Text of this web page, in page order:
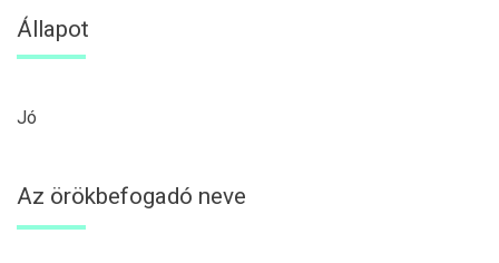
Állapot
Jó
Az örökbefogadó neve